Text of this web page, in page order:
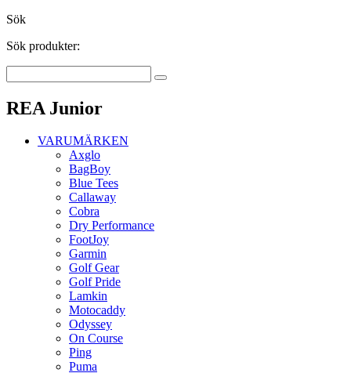
Sök
Sök produkter:
REA Junior
VARUMÄRKEN
Axglo
BagBoy
Blue Tees
Callaway
Cobra
Dry Performance
FootJoy
Garmin
Golf Gear
Golf Pride
Lamkin
Motocaddy
Odyssey
On Course
Ping
Puma